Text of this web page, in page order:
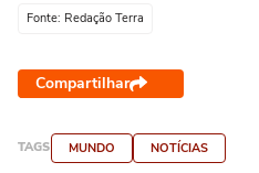
Fonte: Redação Terra
Compartilhar
TAGS MUNDO NOTÍCIAS